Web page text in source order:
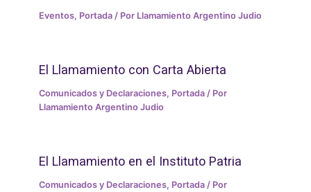
Eventos, Portada / Por Llamamiento Argentino Judio
El Llamamiento con Carta Abierta
Comunicados y Declaraciones, Portada / Por
Llamamiento Argentino Judio
El Llamamiento en el Instituto Patria
Comunicados y Declaraciones, Portada / Por